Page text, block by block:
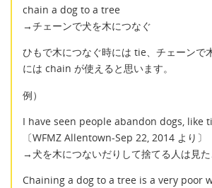
chain a dog to a tree
→チェーンで犬を木につなぐ
ひもで木につなぐ時には tie、チェーンで
には chain が使えると思います。
例）
I have seen people abandon dogs, like
〔WFMZ Allentown-Sep 22, 2014 より〕
→犬を木につないだりして捨てる人は見
Chaining a dog to a tree is a very poor